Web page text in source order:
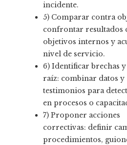
incidente.
5) Comparar contra
confrontar resultados
objetivos internos y
nivel de servicio.
6) Identificar brechas y
raíz: combinar datos y
testimonios para
en procesos o
7) Proponer acciones
correctivas: definir
procedimientos,